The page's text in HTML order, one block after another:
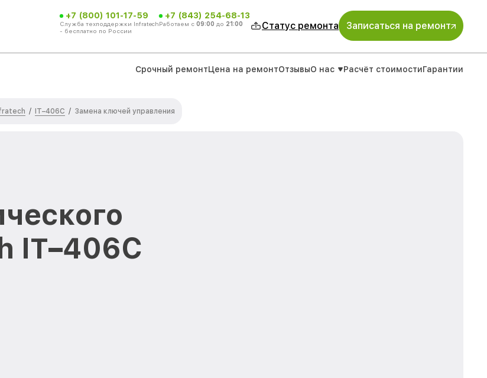
+7 (800) 101-17-59
Служба техподдержки Infratech
- бесплатно по России
+7 (843) 254-68-13
Работаем с 09:00 до 21:00 Статус ремонта Записаться на ремонт
Срочный ремонтЦена на ремонтОтзывыО нас Расчёт стоимостиГарантии
/ IT–406С / Замена ключей управления
IT–406С